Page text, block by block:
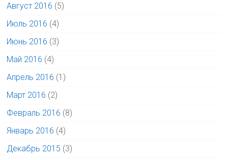
Август 2016 (5)
Июль 2016 (4)
Июнь 2016 (3)
Май 2016 (4)
Апрель 2016 (1)
Март 2016 (2)
Февраль 2016 (8)
Январь 2016 (4)
Декабрь 2015 (3)